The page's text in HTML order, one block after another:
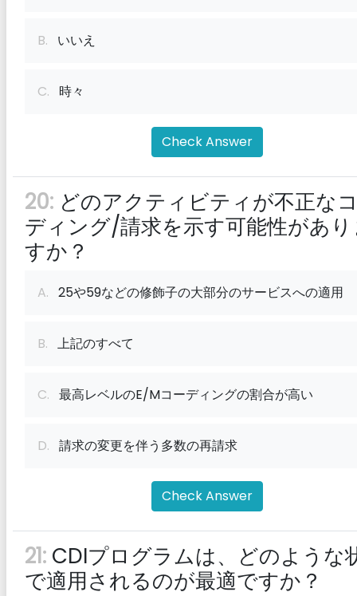
B. いいえ
C. 時々
Check Answer
20: どのアクティビティが不正な
ディング/請求を示す可能性があ
すか？
A. 25や59などの修飾子の大部分のサービスへの適用
B. 上記のすべて
C. 最高レベルのE/Mコーディングの割合が高い
D. 請求の変更を伴う多数の再請求
Check Answer
21: CDIプログラムは、どのような
で適用されるのが最適ですか？